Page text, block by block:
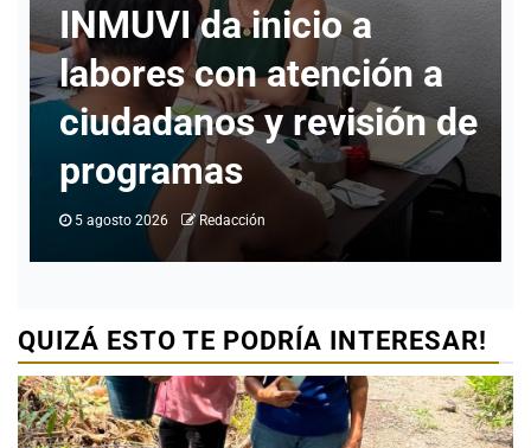
solicitado información
para realizar cambio de
identidad en Ciudad
Valles
4 agosto 2026 Redacción
QUIZÁ ESTO TE PODRÍA INTERESAR!